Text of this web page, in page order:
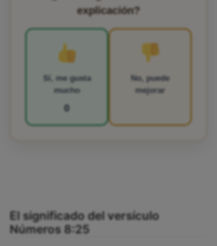
explicación?
Sí, me gusta
mucho
0
No, puede
mejorar
El significado del versículo
Números 8:25